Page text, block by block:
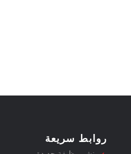
روابط سريعة